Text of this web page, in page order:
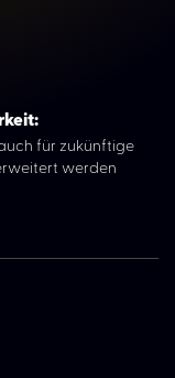
für zukünftige
werden